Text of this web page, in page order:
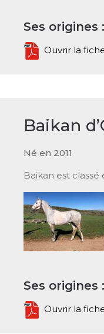
Ses origines :
Ouvrir la
Baikan
Né en 2011
Baikan est classé
Ses origines :
Ouvrir la